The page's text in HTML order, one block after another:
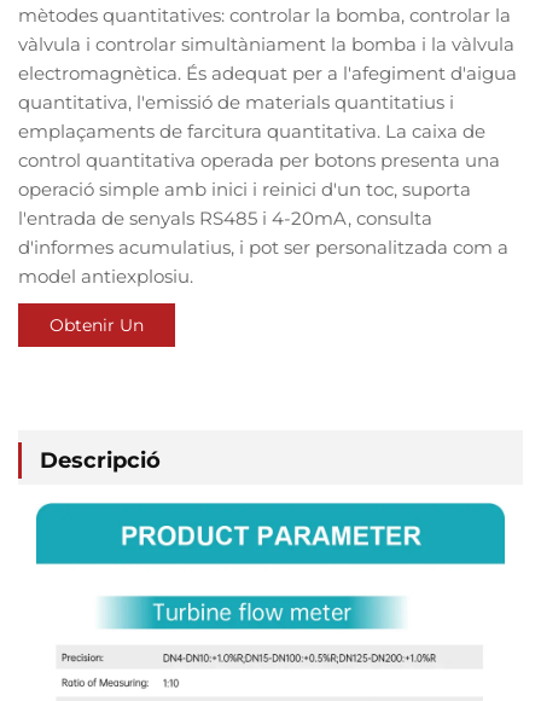
mètodes quantitatives: controlar la bomba, controlar la
vàlvula i controlar simultàniament la bomba i la vàlvula
electromagnètica. És adequat per a l'afegiment d'aigua
quantitativa, l'emissió de materials quantitatius i
emplaçaments de farcitura quantitativa. La caixa de
control quantitativa operada per botons presenta una
operació simple amb inici i reinici d'un toc, suporta
l'entrada de senyals RS485 i 4-20mA, consulta
d'informes acumulatius, i pot ser personalitzada com a
model antiexplosiu.
Obtenir Un
Descripció